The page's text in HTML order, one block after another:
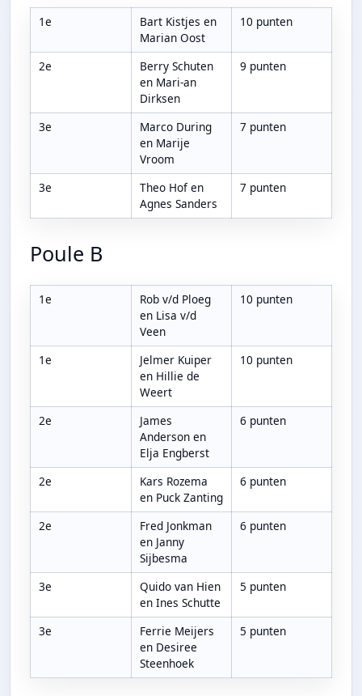
1e
Bart Kistjes en
Marian Oost
10 punten
2e
Berry Schuten
en Mari-an
Dirksen
9 punten
3e
Marco During
en Marije
Vroom
7 punten
3e
Theo Hof en
Agnes Sanders
7 punten
Poule B
1e
Rob v/d Ploeg
en Lisa v/d
Veen
10 punten
1e
Jelmer Kuiper
en Hillie de
Weert
10 punten
2e
James
Anderson en
Elja Engberst
6 punten
2e
Kars Rozema
en Puck Zanting
6 punten
2e
Fred Jonkman
en Janny
Sijbesma
6 punten
3e
Quido van Hien
en Ines Schutte
5 punten
3e
Ferrie Meijers
en Desiree
Steenhoek
5 punten